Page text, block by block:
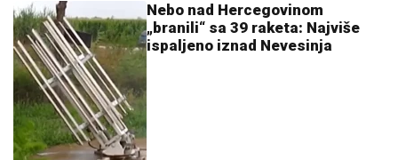
Nebo nad Hercegovinom
„branili“ sa 39 raketa: Najviše
ispaljeno iznad Nevesinja